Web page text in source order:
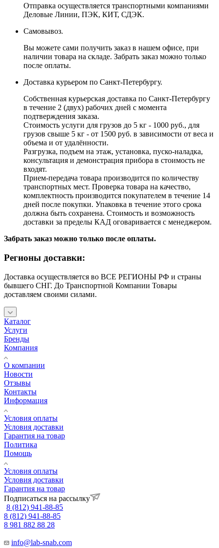
Отправка осуществляется транспортными компаниями
Деловые Линии, ПЭК, КИТ, СДЭК.
Самовывоз.
Вы можете сами получить заказ в нашем офисе, при
наличии товара на складе. Забрать заказ можно только
после оплаты.
Доставка курьером по Санкт-Петербургу.
Собственная курьерская доставка по Санкт-Петербургу
в течение 2 (двух) рабочих дней с момента
подтверждения заказа.
Стоимость услуги для грузов до 5 кг - 1000 руб., для
грузов свыше 5 кг - от 1500 руб. в зависимости от веса и
объема и от удалённости.
Разгрузка, подъем на этаж, установка, пуско-наладка,
консультация и демонстрация прибора в стоимость не
входят.
Прием-передача товара производится по количеству
транспортных мест. Проверка товара на качество,
комплектность производится покупателем в течение 14
дней после покупки. Упаковка в течение этого срока
должна быть сохранена. Стоимость и возможность
доставки за пределы КАД оговаривается с менеджером.
Забрать заказ можно только после оплаты.
Регионы доставки:
Доставка осуществляется во ВСЕ РЕГИОНЫ РФ и страны
бывшего СНГ. До Транспортной Компании Товары
доставляем своими силами.
Каталог
Услуги
Бренды
Компания
О компании
Новости
Отзывы
Контакты
Информация
Условия оплаты
Условия доставки
Гарантия на товар
Политика
Помощь
Условия оплаты
Условия доставки
Гарантия на товар
Подписаться на рассылку
8 (812) 941-88-85
8 (812) 941-88-85
8 981 882 88 28
info@lab-snab.com